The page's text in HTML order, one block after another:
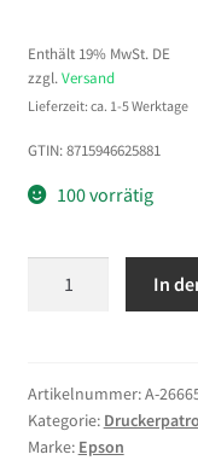
Enthält 19% MwSt. DE
zzgl.Versand
Lieferzeit: ca. 1-5 Werktage
GTIN: 8715946625881
100 vorrätig
Magenta
27XL
DURABrite
In
Artikelnummer:A-
Kategorie:
Marke: Epson